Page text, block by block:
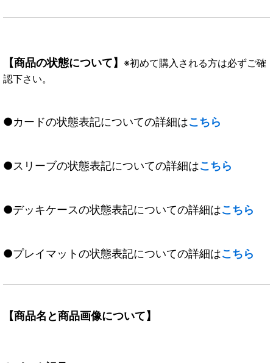
【商品の状態について】 ※初めて購入される方は必ずご確
認下さい。
●カードの状態表記についての詳細はこちら
●スリーブの状態表記についての詳細はこちら
●デッキケースの状態表記についての詳細はこちら
●プレイマットの状態表記についての詳細はこちら
【商品名と商品画像について】